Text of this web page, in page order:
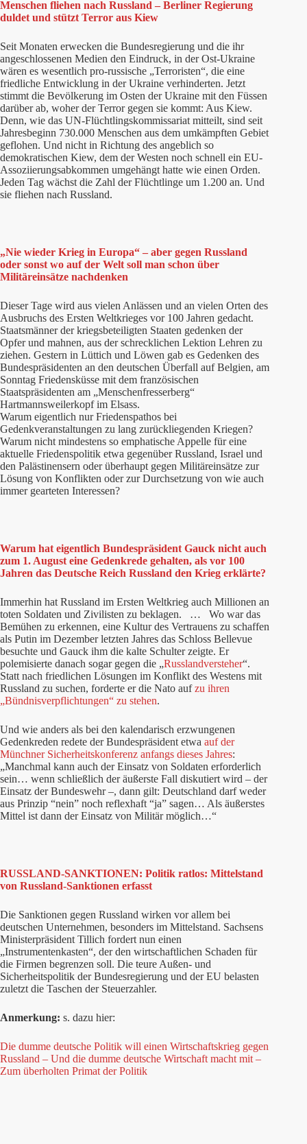
Menschen fliehen nach Russland – Berliner Regierung
duldet und stützt Terror aus Kiew
Seit Monaten erwecken die Bundesregierung und die ihr
angeschlossenen Medien den Eindruck, in der Ost-Ukraine
wären es wesentlich pro-russische „Terroristen“, die eine
friedliche Entwicklung in der Ukraine verhinderten. Jetzt
stimmt die Bevölkerung im Osten der Ukraine mit den Füssen
darüber ab, woher der Terror gegen sie kommt: Aus Kiew.
Denn, wie das UN-Flüchtlingskommissariat mitteilt, sind seit
Jahresbeginn 730.000 Menschen aus dem umkämpften Gebiet
geflohen. Und nicht in Richtung des angeblich so
demokratischen Kiew, dem der Westen noch schnell ein EU-
Assoziierungsabkommen umgehängt hatte wie einen Orden.
Jeden Tag wächst die Zahl der Flüchtlinge um 1.200 an. Und
sie fliehen nach Russland.
„Nie wieder Krieg in Europa“ – aber gegen Russland
oder sonst wo auf der Welt soll man schon über
Militäreinsätze nachdenken
Dieser Tage wird aus vielen Anlässen und an vielen Orten des
Ausbruchs des Ersten Weltkrieges vor 100 Jahren gedacht.
Staatsmänner der kriegsbeteiligten Staaten gedenken der
Opfer und mahnen, aus der schrecklichen Lektion Lehren zu
ziehen. Gestern in Lüttich und Löwen gab es Gedenken des
Bundespräsidenten an den deutschen Überfall auf Belgien, am
Sonntag Friedensküsse mit dem französischen
Staatspräsidenten am „Menschenfresserberg“
Hartmannsweilerkopf im Elsass.
Warum eigentlich nur Friedenspathos bei
Gedenkveranstaltungen zu lang zurückliegenden Kriegen?
Warum nicht mindestens so emphatische Appelle für eine
aktuelle Friedenspolitik etwa gegenüber Russland, Israel und
den Palästinensern oder überhaupt gegen Militäreinsätze zur
Lösung von Konflikten oder zur Durchsetzung von wie auch
immer gearteten Interessen?
Warum hat eigentlich Bundespräsident Gauck nicht auch
zum 1. August eine Gedenkrede gehalten, als vor 100
Jahren das Deutsche Reich Russland den Krieg erklärte?
Immerhin hat Russland im Ersten Weltkrieg auch Millionen an
toten Soldaten und Zivilisten zu beklagen. … Wo war das
Bemühen zu erkennen, eine Kultur des Vertrauens zu schaffen
als Putin im Dezember letzten Jahres das Schloss Bellevue
besuchte und Gauck ihm die kalte Schulter zeigte. Er
polemisierte danach sogar gegen die „Russlandversteher“.
Statt nach friedlichen Lösungen im Konflikt des Westens mit
Russland zu suchen, forderte er die Nato aufzu ihren
„Bündnisverpflichtungen“ zu stehen.
Und wie anders als bei den kalendarisch erzwungenen
Gedenkreden redete der Bundespräsident etwa auf der
Münchner Sicherheitskonferenz anfangs dieses Jahres:
„Manchmal kann auch der Einsatz von Soldaten erforderlich
sein… wenn schließlich der äußerste Fall diskutiert wird – der
Einsatz der Bundeswehr –, dann gilt: Deutschland darf weder
aus Prinzip “nein” noch reflexhaft “ja” sagen… Als äußerstes
Mittel ist dann der Einsatz von Militär möglich…“
RUSSLAND-SANKTIONEN: Politik ratlos: Mittelstand
von Russland-Sanktionen erfasst
Die Sanktionen gegen Russland wirken vor allem bei
deutschen Unternehmen, besonders im Mittelstand. Sachsens
Ministerpräsident Tillich fordert nun einen
„Instrumentenkasten“, der den wirtschaftlichen Schaden für
die Firmen begrenzen soll. Die teure Außen- und
Sicherheitspolitik der Bundesregierung und der EU belasten
zuletzt die Taschen der Steuerzahler.
Anmerkung: s. dazu hier:
Die dumme deutsche Politik will einen Wirtschaftskrieg gegen
Russland – Und die dumme deutsche Wirtschaft macht mit –
Zum überholten Primat der Politik